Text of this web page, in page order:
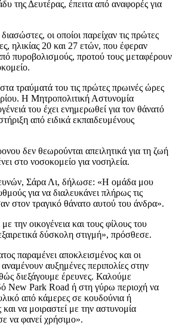
της Δευτέρας, έπειτα από αναφορές για
οι οποίοι παρείχαν τις πρώτες
ηλικίας 20 και 27 ετών, που έφεραν
πυροβολισμούς, προτού τους μεταφέρουν
τραύματά του τις πρώτες πρωινές ώρες
Η Μητροπολιτική Αστυνομία
του έχει ενημερωθεί για τον θάνατό
από ειδικά εκπαιδευμένους
δεν θεωρούνται απειλητικά για τη ζωή
στο νοσοκομείο για νοσηλεία.
Σάρα Λι, δήλωσε: «Η ομάδα μου
για να διαλευκάνει πλήρως τις
στον τραγικό θάνατο αυτού του άνδρα».
την οικογένεια και τους φίλους του
δύσκολη στιγμή», πρόσθεσε.
παραμένει αποκλεισμένος και οι
αυξημένες περιπολίες στην
διεξάγουμε έρευνες. Καλούμε
New Park Road ή στη γύρω περιοχή να
από κάμερες σε κουδούνια ή
να μοιραστεί με την αστυνομία
να φανεί χρήσιμο».